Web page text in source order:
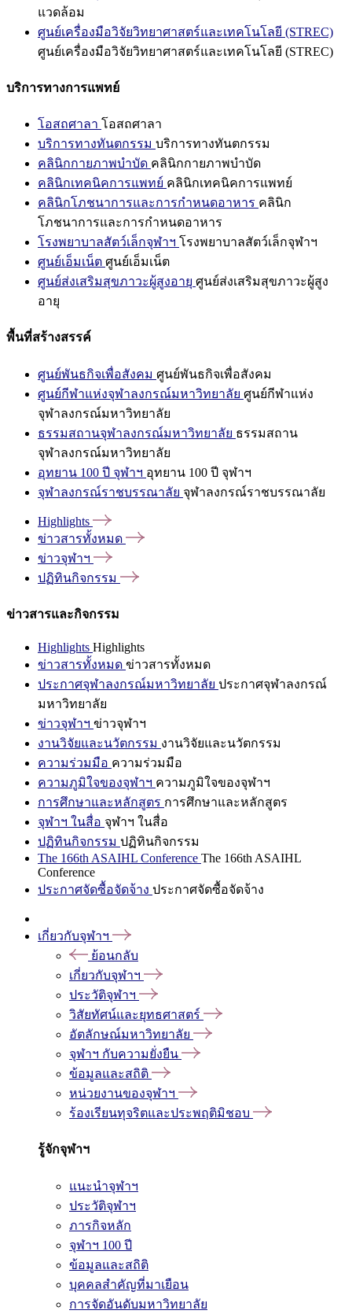
แวดล้อม
ศูนย์เครื่องมือวิจัยวิทยาศาสตร์และเทคโนโลยี (STREC)
ศูนย์เครื่องมือวิจัยวิทยาศาสตร์และเทคโนโลยี (STREC)
บริการทางการแพทย์
โอสถศาลา โอสถศาลา
บริการทางทันตกรรม บริการทางทันตกรรม
คลินิกกายภาพบำบัด คลินิกกายภาพบำบัด
คลินิกเทคนิคการแพทย์ คลินิกเทคนิคการแพทย์
คลินิกโภชนาการและการกำหนดอาหาร คลินิก
โภชนาการและการกำหนดอาหาร
โรงพยาบาลสัตว์เล็กจุฬาฯ โรงพยาบาลสัตว์เล็กจุฬาฯ
ศูนย์เอ็มเน็ต ศูนย์เอ็มเน็ต
ศูนย์ส่งเสริมสุขภาวะผู้สูงอายุ ศูนย์ส่งเสริมสุขภาวะผู้สูง
อายุ
พื้นที่สร้างสรรค์
ศูนย์พันธกิจเพื่อสังคม ศูนย์พันธกิจเพื่อสังคม
ศูนย์กีฬาแห่งจุฬาลงกรณ์มหาวิทยาลัย ศูนย์กีฬาแห่ง
จุฬาลงกรณ์มหาวิทยาลัย
ธรรมสถานจุฬาลงกรณ์มหาวิทยาลัย ธรรมสถาน
จุฬาลงกรณ์มหาวิทยาลัย
อุทยาน 100 ปี จุฬาฯ อุทยาน 100 ปี จุฬาฯ
จุฬาลงกรณ์ราชบรรณาลัย จุฬาลงกรณ์ราชบรรณาลัย
Highlights
ข่าวสารทั้งหมด
ข่าวจุฬาฯ
ปฏิทินกิจกรรม
ข่าวสารและกิจกรรม
Highlights Highlights
ข่าวสารทั้งหมด ข่าวสารทั้งหมด
ประกาศจุฬาลงกรณ์มหาวิทยาลัย ประกาศจุฬาลงกรณ์
มหาวิทยาลัย
ข่าวจุฬาฯ ข่าวจุฬาฯ
งานวิจัยและนวัตกรรม งานวิจัยและนวัตกรรม
ความร่วมมือ ความร่วมมือ
ความภูมิใจของจุฬาฯ ความภูมิใจของจุฬาฯ
การศึกษาและหลักสูตร การศึกษาและหลักสูตร
จุฬาฯ ในสื่อ จุฬาฯ ในสื่อ
ปฏิทินกิจกรรม ปฏิทินกิจกรรม
The 166th ASAIHL Conference The 166th ASAIHL
Conference
ประกาศจัดซื้อจัดจ้าง ประกาศจัดซื้อจัดจ้าง
เกี่ยวกับจุฬาฯ
ย้อนกลับ
เกี่ยวกับจุฬาฯ
ประวัติจุฬาฯ
วิสัยทัศน์และยุทธศาสตร์
อัตลักษณ์มหาวิทยาลัย
จุฬาฯ กับความยั่งยืน
ข้อมูลและสถิติ
หน่วยงานของจุฬาฯ
ร้องเรียนทุจริตและประพฤติมิชอบ
รู้จักจุฬาฯ
แนะนำจุฬาฯ
ประวัติจุฬาฯ
ภารกิจหลัก
จุฬาฯ 100 ปี
ข้อมูลและสถิติ
บุคคลสำคัญที่มาเยือน
การจัดอันดับมหาวิทยาลัย